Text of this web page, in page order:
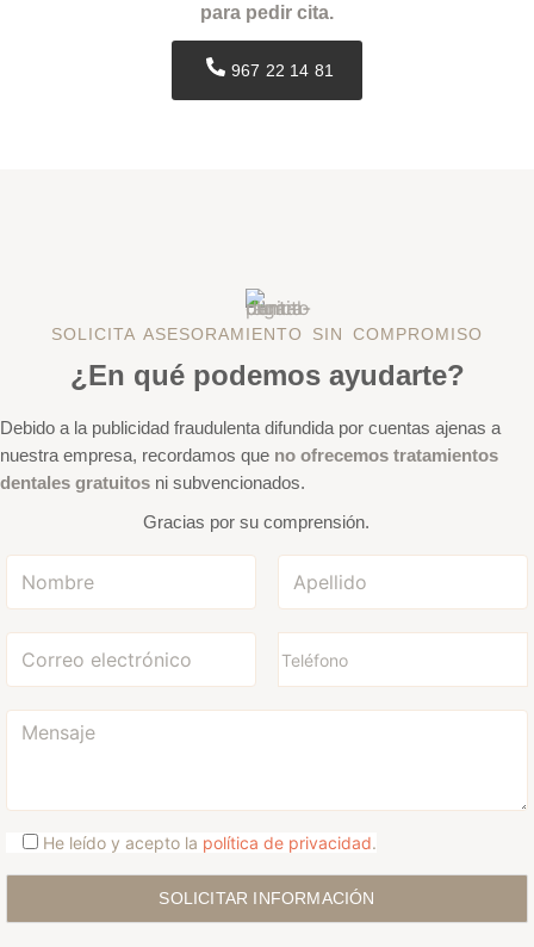
para pedir cita.
967 22 14 81
SOLICITA ASESORAMIENTO SIN COMPROMISO
¿En qué podemos ayudarte?
Debido a la publicidad fraudulenta difundida por cuentas ajenas a
nuestra empresa, recordamos que no ofrecemos tratamientos
dentales gratuitos ni subvencionados.
Gracias por su comprensión.
He leído y acepto la política de privacidad.